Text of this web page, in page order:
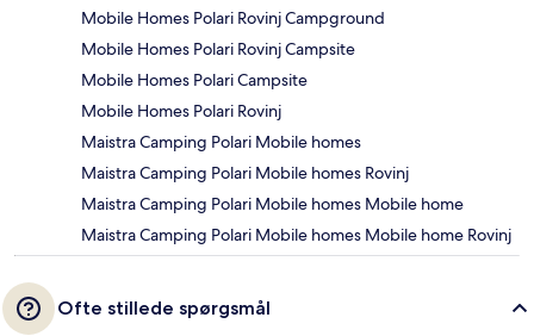
Mobile Homes Polari Rovinj Campground
Mobile Homes Polari Rovinj Campsite
Mobile Homes Polari Campsite
Mobile Homes Polari Rovinj
Maistra Camping Polari Mobile homes
Maistra Camping Polari Mobile homes Rovinj
Maistra Camping Polari Mobile homes Mobile home
Maistra Camping Polari Mobile homes Mobile home Rovinj
Ofte stillede spørgsmål